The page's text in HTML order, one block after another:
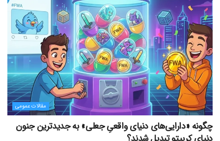
مقالات عمومی
چگونه «دارایی‌های دنیای واقعیِ جعلی» به جدیدترین جنون